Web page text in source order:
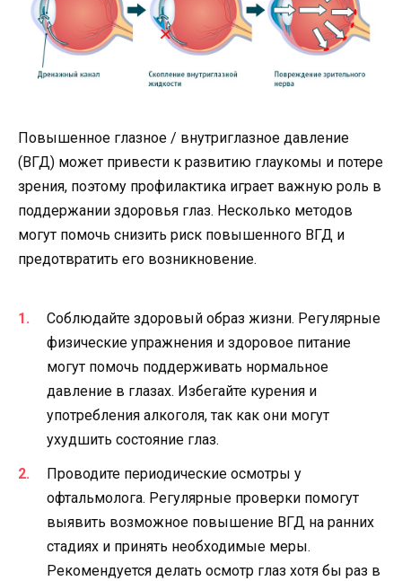
Повышенное глазное / внутриглазное давление
(ВГД) может привести к развитию глаукомы и потере
зрения, поэтому профилактика играет важную роль в
поддержании здоровья глаз. Несколько методов
могут помочь снизить риск повышенного ВГД и
предотвратить его возникновение.
Соблюдайте здоровый образ жизни. Регулярные
физические упражнения и здоровое питание
могут помочь поддерживать нормальное
давление в глазах. Избегайте курения и
употребления алкоголя, так как они могут
ухудшить состояние глаз.
Проводите периодические осмотры у
офтальмолога. Регулярные проверки помогут
выявить возможное повышение ВГД на ранних
стадиях и принять необходимые меры.
Рекомендуется делать осмотр глаз хотя бы раз в